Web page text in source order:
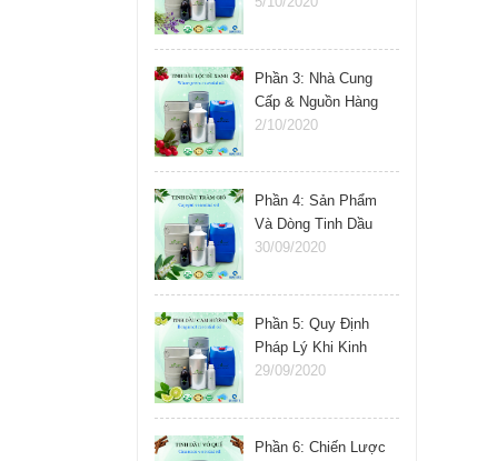
Phần 3: Nhà Cung
Cấp & Nguồn Hàng
Tinh Dầu
2/10/2020
Phần 4: Sản Phẩm
Và Dòng Tinh Dầu
Nên Kinh Doanh
30/09/2020
Phần 5: Quy Định
Pháp Lý Khi Kinh
Doanh Tinh Dầu
29/09/2020
Phần 6: Chiến Lược